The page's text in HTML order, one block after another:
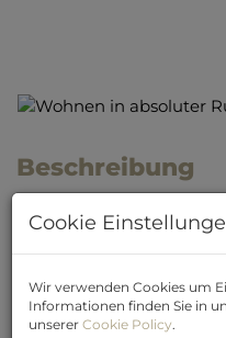
Beschreibung
Manchmal kommt der
Dieses Zuhause richtet
dass Veränderung jetzt
Cookie
Wir verwenden Cookies um
Informationen finden Sie in
unserer Cookie Policy.